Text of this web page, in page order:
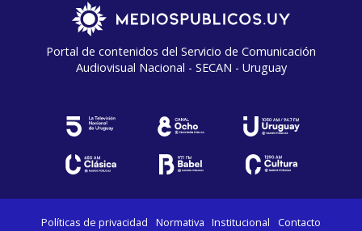
Portal de contenidos del Servicio de Comunicación
Audiovisual Nacional - SECAN - Uruguay
Políticas de privacidad Normativa Institucional Contacto